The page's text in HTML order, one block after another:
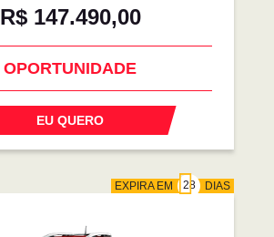
R$ 147.490,00
OPORTUNIDADE
EU QUERO
EXPIRA EM DIAS